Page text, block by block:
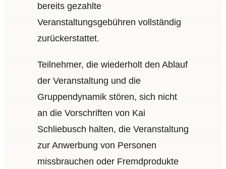
bereits gezahlte
Veranstaltungsgebühren vollständig
zurückerstattet.
Teilnehmer, die wiederholt den Ablauf
der Veranstaltung und die
Gruppendynamik stören, sich nicht
an die Vorschriften von Kai
Schliebusch halten, die Veranstaltung
zur Anwerbung von Personen
missbrauchen oder Fremdprodukte